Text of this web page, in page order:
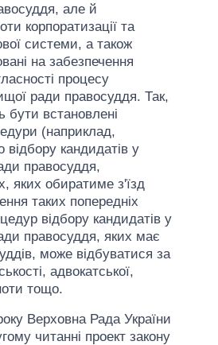
але й
корпоратизації та
системи, а також
на забезпечення
процесу
ради правосуддя. Так,
бути встановлені
(наприклад,
відбору кандидатів у
правосуддя,
яких обиратиме з'їзд
таких попередніх
відбору кандидатів у
правосуддя, яких має
може відбуватися за
адвокатської,
тощо.
Верховна Рада України
читанні проект закону